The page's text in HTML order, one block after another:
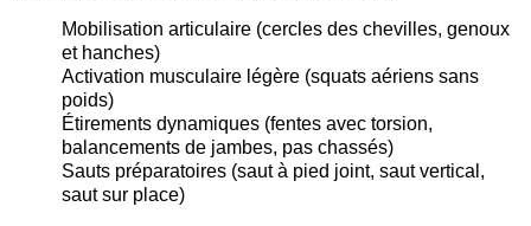
Mobilisation articulaire (cercles des chevilles, genoux
et hanches)
Activation musculaire légère (squats aériens sans
poids)
Étirements dynamiques (fentes avec torsion,
balancements de jambes, pas chassés)
Sauts préparatoires (saut à pied joint, saut vertical,
saut sur place)